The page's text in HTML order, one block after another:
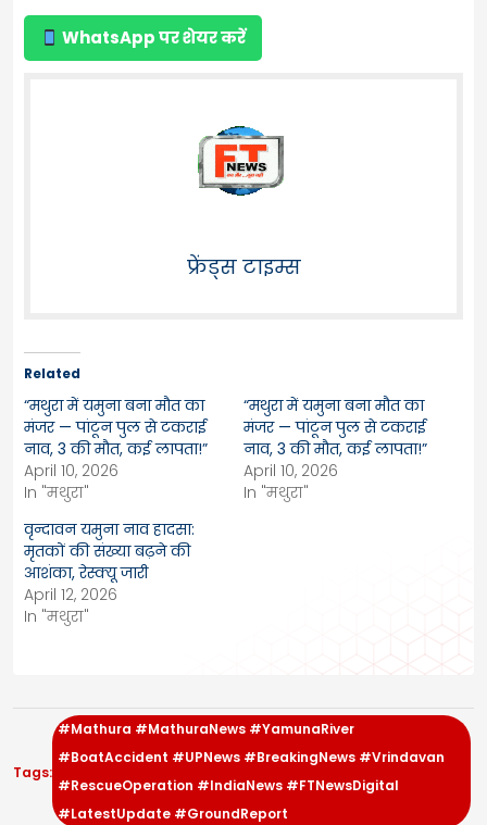
WhatsApp पर शेयर करें
फ्रेंड्स टाइम्स
Related
“मथुरा में यमुना बना मौत का
मंजर — पांटून पुल से टकराई
नाव, 3 की मौत, कई लापता!”
April 10, 2026
In "मथुरा"
“मथुरा में यमुना बना मौत का
मंजर — पांटून पुल से टकराई
नाव, 3 की मौत, कई लापता!”
April 10, 2026
In "मथुरा"
वृन्दावन यमुना नाव हादसा:
मृतकों की संख्या बढ़ने की
आशंका, रेस्क्यू जारी
April 12, 2026
In "मथुरा"
Tags:
#Mathura #MathuraNews #YamunaRiver
#BoatAccident #UPNews #BreakingNews #Vrindavan
#RescueOperation #IndiaNews #FTNewsDigital
#LatestUpdate #GroundReport